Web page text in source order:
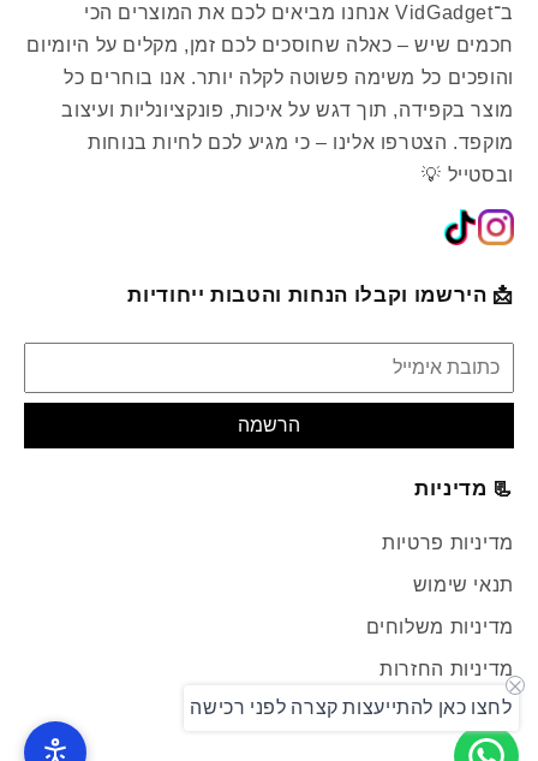
ב־VidGadget אנחנו מביאים לכם את המוצרים הכי
חכמים שיש – כאלה שחוסכים לכם זמן, מקלים על היומיום
והופכים כל משימה פשוטה לקלה יותר. אנו בוחרים כל
מוצר בקפידה, תוך דגש על איכות, פונקציונליות ועיצוב
מוקפד. הצטרפו אלינו – כי מגיע לכם לחיות בנוחות
ובסטייל 💡
📩 הירשמו וקבלו הנחות והטבות ייחודיות
הרשמה
📃 מדיניות
מדיניות פרטיות
תנאי שימוש
מדיניות משלוחים
מדיניות החזרות
צור קשר
לחצו כאן להתייעצות קצרה לפני רכישה